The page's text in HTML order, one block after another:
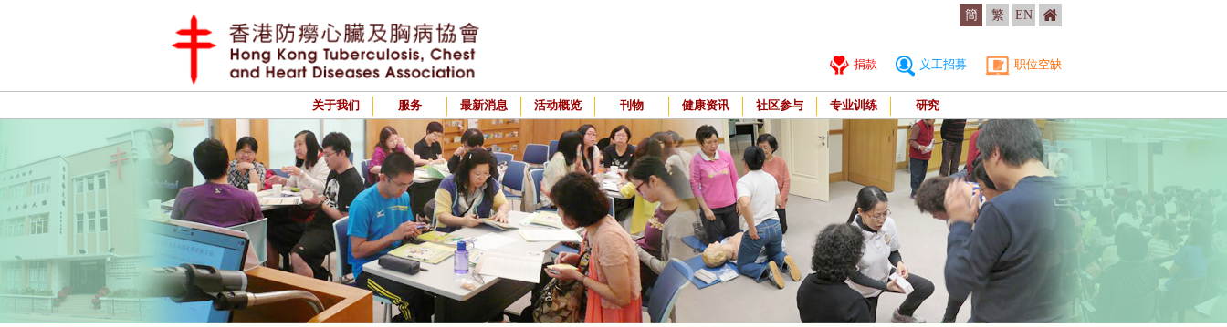
簡 繁 EN
捐款 义工招募 职位空缺
关于我们 服务 最新消息 活动概览 刊物 健康资讯 社区参与 专业训练 研究